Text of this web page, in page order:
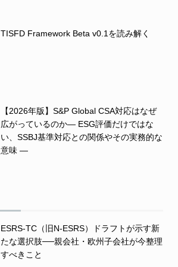
TISFD Framework Beta v0.1を読み解く
【2026年版】S&P Global CSA対応はなぜ
広がっているのか― ESG評価だけではな
い、SSBJ基準対応との関係やその実務的な
意味 ―
ESRS-TC（旧N-ESRS）ドラフトが示す新
たな選択肢──親会社・欧州子会社が今整理
すべきこと